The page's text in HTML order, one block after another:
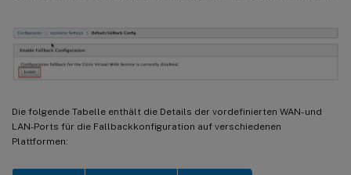
Die folgende Tabelle enthält die Details der vordefinierten WAN- und
LAN-Ports für die Fallbackkonfiguration auf verschiedenen
Plattformen: